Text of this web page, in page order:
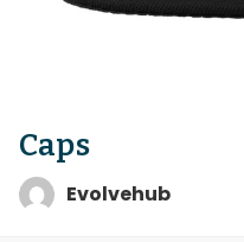
Caps
Evolvehub